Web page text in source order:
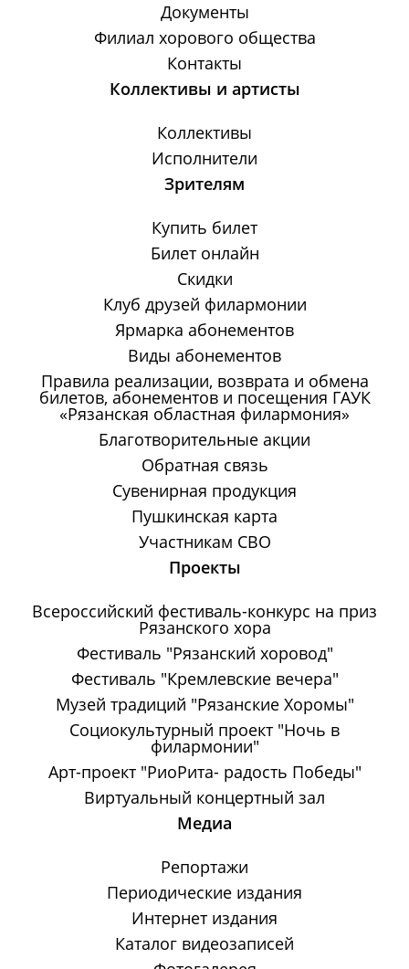
Документы
Филиал хорового общества
Контакты
Коллективы и артисты
Коллективы
Исполнители
Зрителям
Купить билет
Билет онлайн
Скидки
Клуб друзей филармонии
Ярмарка абонементов
Виды абонементов
Правила реализации, возврата и обмена
билетов, абонементов и посещения ГАУК
«Рязанская областная филармония»
Благотворительные акции
Обратная связь
Сувенирная продукция
Пушкинская карта
Участникам СВО
Проекты
Всероссийский фестиваль-конкурс на приз
Рязанского хора
Фестиваль "Рязанский хоровод"
Фестиваль "Кремлевские вечера"
Музей традиций "Рязанские Хоромы"
Социокультурный проект "Ночь в
филармонии"
Арт-проект "РиоРита- радость Победы"
Виртуальный концертный зал
Медиа
Репортажи
Периодические издания
Интернет издания
Каталог видеозаписей